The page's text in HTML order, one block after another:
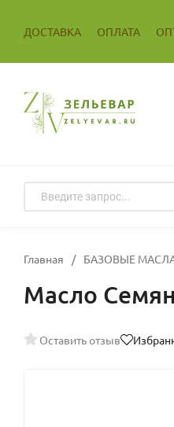
ДОСТАВКА ОПЛАТА
Главная / БАЗОВЫЕ
Масло
Оставить отзыв